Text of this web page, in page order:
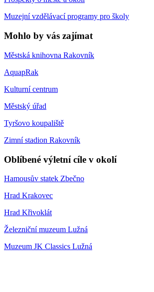
Muzejní vzdělávací programy pro školy
Mohlo by vás zajímat
Městská knihovna Rakovník
AquapRak
Kulturní centrum
Městský úřad
Tyršovo koupaliště
Zimní stadion Rakovník
Oblíbené výletní cíle v okolí
Hamousův statek Zbečno
Hrad Krakovec
Hrad Křivoklát
Železniční muzeum Lužná
Muzeum JK Classics Lužná